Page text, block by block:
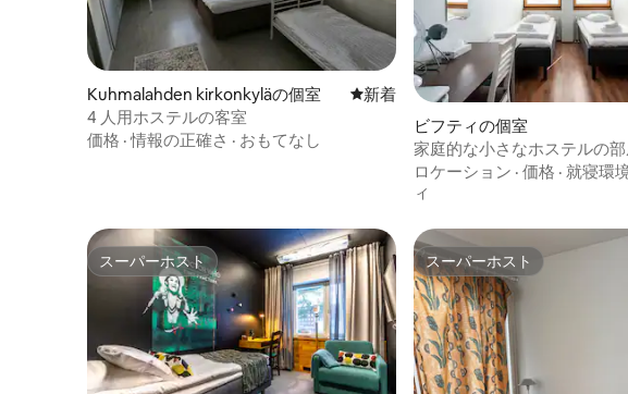
Kuhmalahden kirkonkyläの個室 新しい宿泊先
新着
4 人用ホステルの客室
価格 ·情報の正確さ · おもてなし
ビフティの個室
家庭的な小さなホステルの
スルーム）
ロケーション · 価格 · 就寝環
ィ
スーパーホスト
スーパーホスト スーパーホスト
スーパーホスト